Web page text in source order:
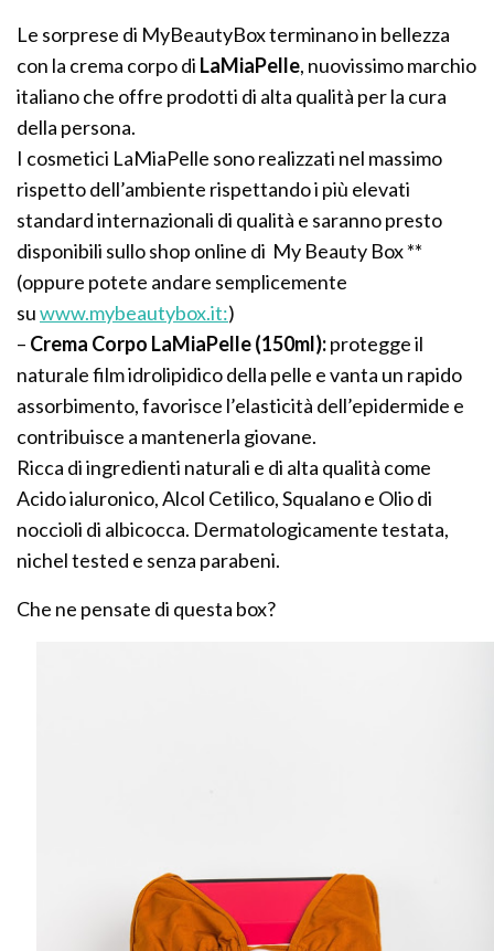
Le sorprese di MyBeautyBox terminano in bellezza
con la crema corpo di LaMiaPelle, nuovissimo marchio
italiano che offre prodotti di alta qualità per la cura
della persona.
I cosmetici LaMiaPelle sono realizzati nel massimo
rispetto dell’ambiente rispettando i più elevati
standard internazionali di qualità e saranno presto
disponibili sullo shop online di My Beauty Box **
(oppure potete andare semplicemente
suwww.mybeautybox.it:)
– Crema Corpo LaMiaPelle (150ml):protegge il
naturale film idrolipidico della pelle e vanta un rapido
assorbimento, favorisce l’elasticità dell’epidermide e
contribuisce a mantenerla giovane.
Ricca di ingredienti naturali e di alta qualità come
Acido ialuronico, Alcol Cetilico, Squalano e Olio di
noccioli di albicocca. Dermatologicamente testata,
nichel tested e senza parabeni.
Che ne pensate di questa box?